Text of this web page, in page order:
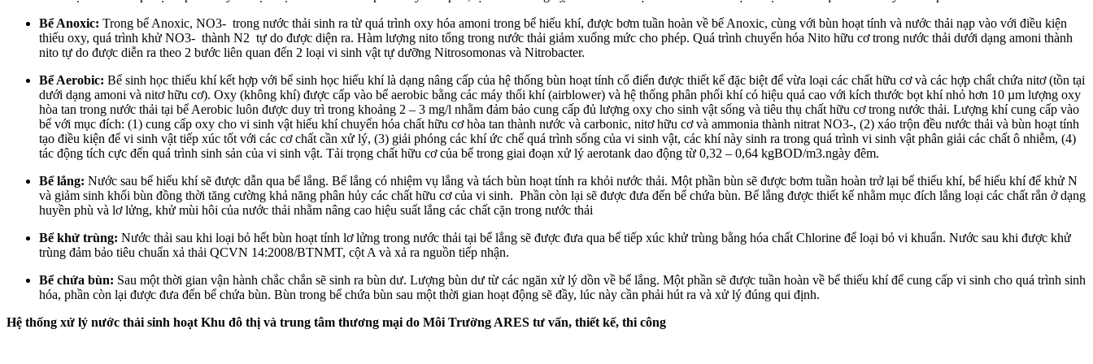
Bể Anoxic: Trong bể Anoxic, NO3- trong nước thải sinh ra từ quá trình oxy hóa amoni trong bể hiếu khí, được bơm tuần hoàn về bể Anoxic, cùng với bùn hoạt tính và nước thải nạp vào với điều kiện
thiếu oxy, quá trình khử NO3- thành N2 tự do được diện ra. Hàm lượng nito tổng trong nước thải giảm xuống mức cho phép. Quá trình chuyển hóa Nito hữu cơ trong nước thải dưới dạng amoni thành
nito tự do được diễn ra theo 2 bước liên quan đến 2 loại vi sinh vật tự dưỡng Nitrosomonas và Nitrobacter.
Bể Aerobic: Bể sinh học thiếu khí kết hợp với bể sinh học hiếu khí là dạng nâng cấp của hệ thống bùn hoạt tính cổ điển được thiết kế đặc biệt để vừa loại các chất hữu cơ và các hợp chất chứa nitơ (tồn tại
dưới dạng amoni và nitơ hữu cơ). Oxy (không khí) được cấp vào bể aerobic bằng các máy thổi khí (airblower) và hệ thống phân phối khí có hiệu quả cao với kích thước bọt khí nhỏ hơn 10 µm lượng oxy
hòa tan trong nước thải tại bể Aerobic luôn được duy trì trong khoảng 2 – 3 mg/l nhằm đảm bảo cung cấp đủ lượng oxy cho sinh vật sống và tiêu thụ chất hữu cơ trong nước thải. Lượng khí cung cấp vào
bể với mục đích: (1) cung cấp oxy cho vi sinh vật hiếu khí chuyển hóa chất hữu cơ hòa tan thành nước và carbonic, nitơ hữu cơ và ammonia thành nitrat NO3-, (2) xáo trộn đều nước thải và bùn hoạt tính
tạo điều kiện để vi sinh vật tiếp xúc tốt với các cơ chất cần xử lý, (3) giải phóng các khí ức chế quá trình sống của vi sinh vật, các khí này sinh ra trong quá trình vi sinh vật phân giải các chất ô nhiễm, (4)
tác động tích cực đến quá trình sinh sản của vi sinh vật. Tải trọng chất hữu cơ của bể trong giai đoạn xử lý aerotank dao động từ 0,32 – 0,64 kgBOD/m3.ngày đêm.
Bể lắng: Nước sau bể hiếu khí sẽ được dẫn qua bể lắng. Bể lắng có nhiệm vụ lắng và tách bùn hoạt tính ra khỏi nước thải. Một phần bùn sẽ được bơm tuần hoàn trở lại bể thiếu khí, bể hiếu khí để khử N
và giảm sinh khối bùn đồng thời tăng cường khả năng phân hủy các chất hữu cơ của vi sinh. Phần còn lại sẽ được đưa đến bể chứa bùn. Bể lắng được thiết kế nhằm mục đích lắng loại các chất rắn ở dạng
huyền phù và lơ lửng, khử mùi hôi của nước thải nhằm nâng cao hiệu suất lắng các chất cặn trong nước thải
Bể khử trùng: Nước thải sau khi loại bỏ hết bùn hoạt tính lơ lửng trong nước thải tại bể lắng sẽ được đưa qua bể tiếp xúc khử trùng bằng hóa chất Chlorine để loại bỏ vi khuẩn. Nước sau khi được khử
trùng đảm bảo tiêu chuẩn xả thải QCVN 14:2008/BTNMT, cột A và xả ra nguồn tiếp nhận.
Bể chứa bùn: Sau một thời gian vận hành chắc chắn sẽ sinh ra bùn dư. Lượng bùn dư từ các ngăn xử lý dồn về bể lắng. Một phần sẽ được tuần hoàn về bể thiếu khí để cung cấp vi sinh cho quá trình sinh
hóa, phần còn lại được đưa đến bể chứa bùn. Bùn trong bể chứa bùn sau một thời gian hoạt động sẽ đầy, lúc này cần phải hút ra và xử lý đúng qui định.
Hệ thống xử lý nước thải sinh hoạt Khu đô thị và trung tâm thương mại do Môi Trường ARES tư vấn, thiết kế, thi công